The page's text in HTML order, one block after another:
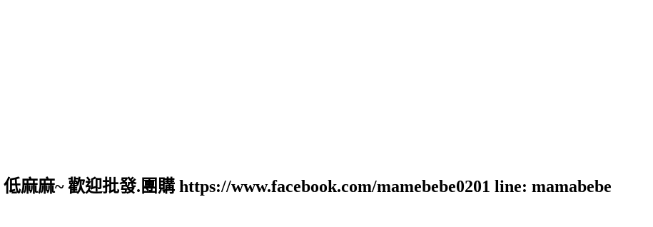
麻麻~ 歡迎批發.團購 https://www.facebook.com/mamebebe0201 line: mamabebe